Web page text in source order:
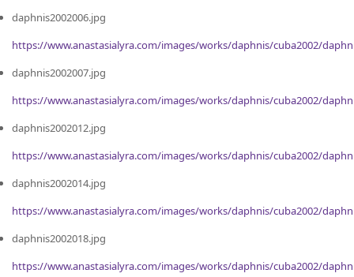
daphnis2002006.jpg
https://www.anastasialyra.com/images/works/daphnis/cuba2002/
daphnis2002007.jpg
https://www.anastasialyra.com/images/works/daphnis/cuba2002/
daphnis2002012.jpg
https://www.anastasialyra.com/images/works/daphnis/cuba2002/
daphnis2002014.jpg
https://www.anastasialyra.com/images/works/daphnis/cuba2002/
daphnis2002018.jpg
https://www.anastasialyra.com/images/works/daphnis/cuba2002/